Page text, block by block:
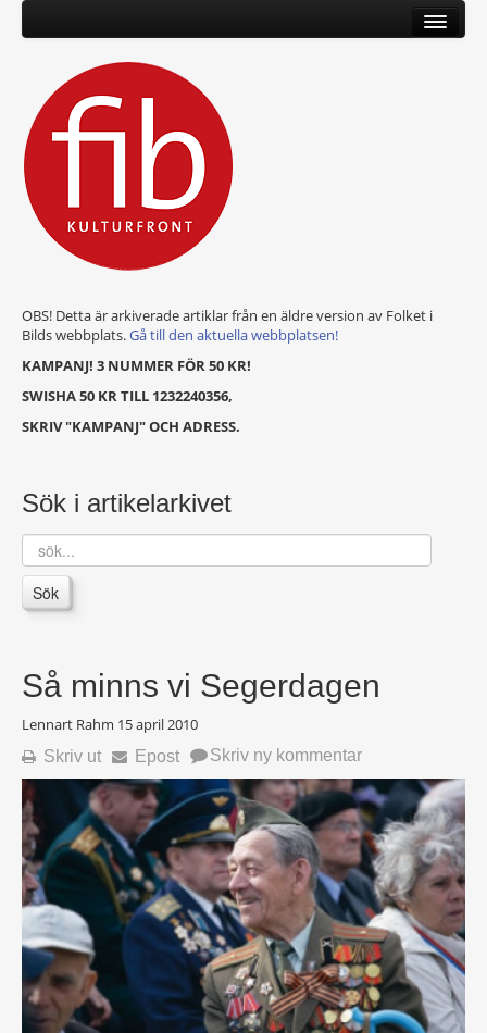
OBS! Detta är arkiverade artiklar från en äldre version av Folket i
Bilds webbplats.Gå till den aktuella webbplatsen!
KAMPANJ! 3 NUMMER FÖR 50 KR!
SWISHA 50 KR TILL 1232240356,
SKRIV "KAMPANJ" OCH ADRESS.
Sök i artikelarkivet
sök...
Sök
Så minns vi Segerdagen
Lennart Rahm 15 april 2010
Skriv ut Epost Skriv ny kommentar